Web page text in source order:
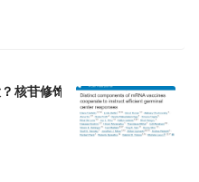
核苷修饰的mRNA与LNP完美协